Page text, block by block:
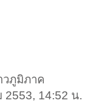
ภูมิภาค
2553, 14:52 น.